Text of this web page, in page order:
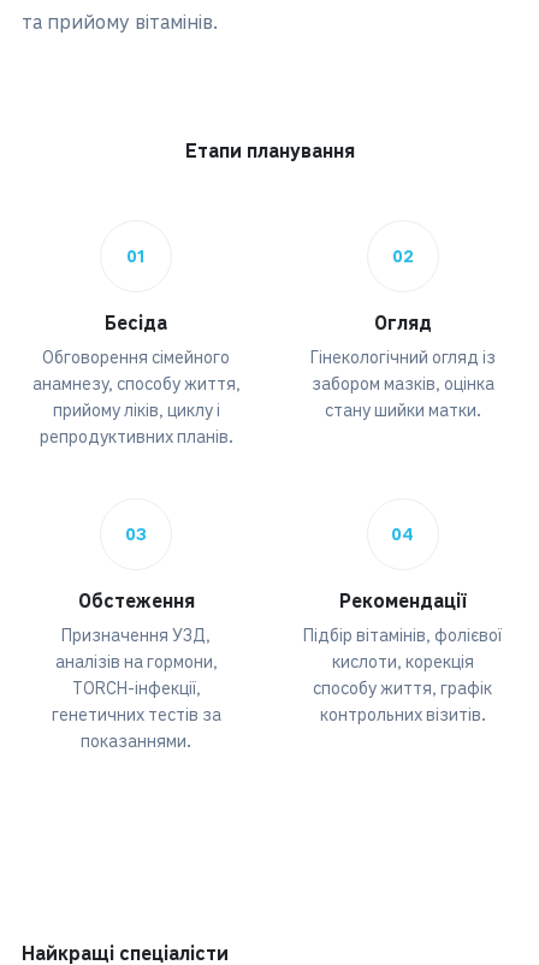
та прийому вітамінів.
Етапи планування
01
Бесіда
Обговорення сімейного
анамнезу, способу життя,
прийому ліків, циклу і
репродуктивних планів.
02
Огляд
Гінекологічний огляд із
забором мазків, оцінка
стану шийки матки.
03
Обстеження
Призначення УЗД,
аналізів на гормони,
TORCH-інфекції,
генетичних тестів за
показаннями.
04
Рекомендації
Підбір вітамінів, фолієвої
кислоти, корекція
способу життя, графік
контрольних візитів.
Найкращі спеціалісти